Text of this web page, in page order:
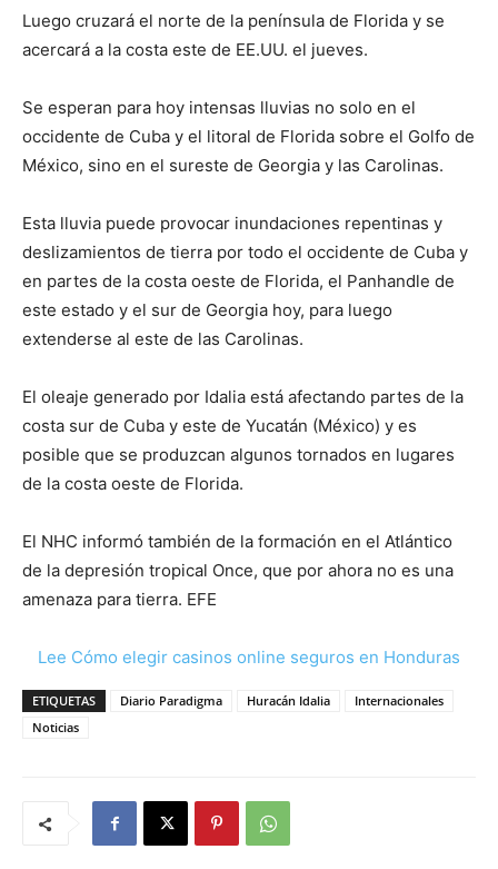
Luego cruzará el norte de la península de Florida y se
acercará a la costa este de EE.UU. el jueves.
Se esperan para hoy intensas lluvias no solo en el
occidente de Cuba y el litoral de Florida sobre el Golfo de
México, sino en el sureste de Georgia y las Carolinas.
Esta lluvia puede provocar inundaciones repentinas y
deslizamientos de tierra por todo el occidente de Cuba y
en partes de la costa oeste de Florida, el Panhandle de
este estado y el sur de Georgia hoy, para luego
extenderse al este de las Carolinas.
El oleaje generado por Idalia está afectando partes de la
costa sur de Cuba y este de Yucatán (México) y es
posible que se produzcan algunos tornados en lugares
de la costa oeste de Florida.
El NHC informó también de la formación en el Atlántico
de la depresión tropical Once, que por ahora no es una
amenaza para tierra. EFE
Lee Cómo elegir casinos online seguros en Honduras
ETIQUETAS Diario Paradigma Huracán Idalia
Internacionales
Noticias